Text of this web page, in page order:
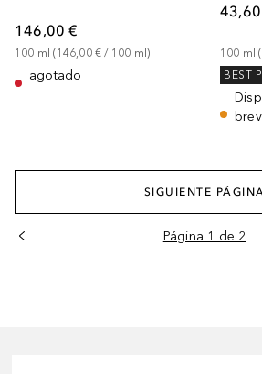
146,00 €
100 ml (146,00 € / 100 ml)
agotado
100 ml (
BEST
SIGUIENTE
Página 1 de 2